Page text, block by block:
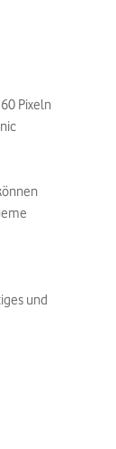
Pixeln
und